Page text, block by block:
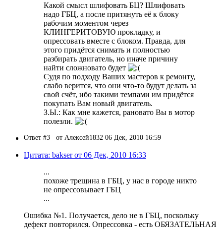
Какой смысл шлифовать БЦ? Шлифовать
надо ГБЦ, а после притянуть её к блоку
рабочим моментом через
КЛИНГЕРИТОВУЮ прокладку, и
опрессовать вместе с блоком. Правда, для
этого придётся снимать и полностью
разбирать двигатель, но иначе причину
найти сложновато будет
Судя по подходу Ваших мастеров к ремонту,
слабо верится, что они что-то будут делать за
свой счёт, ибо такими темпами им придётся
покупать Вам новый двигатель.
З.Ы.: Как мне кажется, рановато Вы в мотор
полезли.
Ответ #3 от Алексей1832 06 Дек, 2010 16:59
Цитата: bakser от 06 Дек, 2010 16:33
...
похоже трещина в ГБЦ, у нас в городе никто
не опрессовывает ГБЦ
...
Ошибка №1. Получается, дело не в ГБЦ, поскольку
дефект повторился. Опрессовка - есть ОБЯЗАТЕЛЬНАЯ